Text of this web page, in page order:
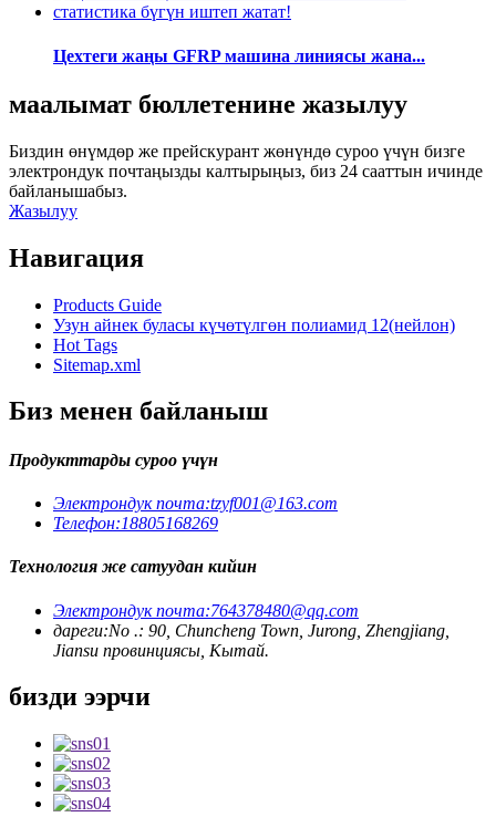
Цехтеги жаңы GFRP машина линиясы жана...
маалымат бюллетенине жазылуу
Биздин өнүмдөр же прейскурант жөнүндө суроо үчүн бизге
электрондук почтаңызды калтырыңыз, биз 24 сааттын ичинде
байланышабыз.
Жазылуу
Навигация
Products Guide
Узун айнек буласы күчөтүлгөн полиамид 12(нейлон)
Hot Tags
Sitemap.xml
Биз менен байланыш
Продукттарды суроо үчүн
Электрондук почта:tzyf001@163.com
Телефон:18805168269
Технология же сатуудан кийин
Электрондук почта:764378480@qq.com
дареги:No .: 90, Chuncheng Town, Jurong, Zhengjiang,
Jiansu провинциясы, Кытай.
бизди ээрчи